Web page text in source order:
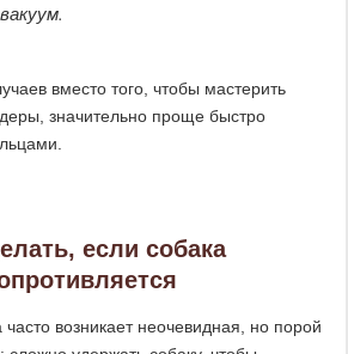
вместо того, чтобы мастерить
значительно проще быстро
если собака
возникает неочевидная, но порой